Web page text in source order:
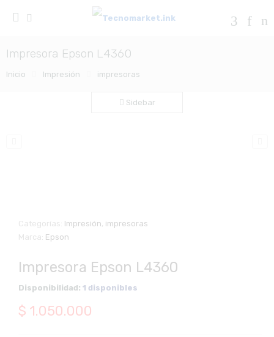
Impresora Epson L4360
Inicio Impresión impresoras
Sidebar
Categorías: Impresión impresoras
Marca: Epson
Impresora Epson L4360
Disponibilidad: 1 disponibles
$ 1.050.000